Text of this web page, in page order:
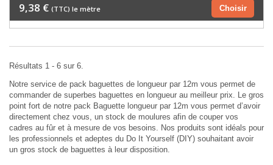
Choisir
9,38 € (TTC) le mètre
Résultats 1 - 6 sur 6.
Notre service de pack baguettes de longueur par 12m vous permet de
commander de superbes baguettes en longueur au meilleur prix. Le gros
point fort de notre pack Baguette longueur par 12m vous permet d’avoir
directement chez vous, un stock de moulures afin de couper vos
cadres au fûr et à mesure de vos besoins. Nos produits sont idéals pour
les professionnels et adeptes du Do It Yourself (DIY) souhaitant avoir
un gros stock de baguettes à leur disposition.